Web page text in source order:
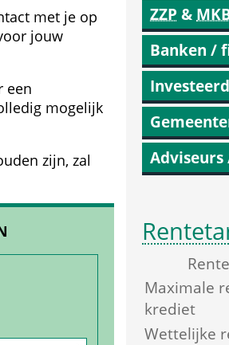
met je op
jouw
een
mogelijk
zijn, zal
ZZP &
Banken /
Maximale
krediet
Wettelijke